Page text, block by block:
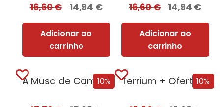
16,60€ 14,94 €
Adicionar ao
carrinho
16,60€ 14,94 €
Adicionar ao
carrinho
10%
A Musa de Camões [Nova Edição] 10%
Terrium + Oferta Lago do Silêncio